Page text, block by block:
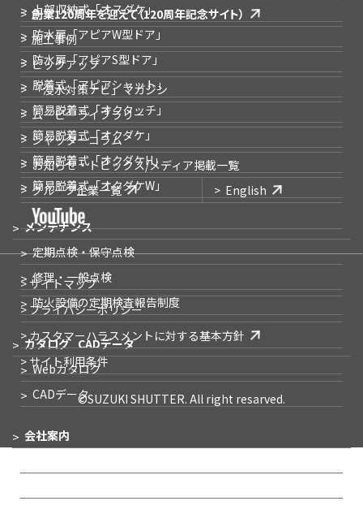
上部収納式「オスダケ」
防水扉「アピアW型ドア」
防水扉「アピアS型ドア」
脱着式「アピアシャット」
簡易脱着式「オクタッチ」
簡易脱着式「オクダケ」
簡易脱着式「オクダケH」
簡易脱着式「オクダケW」
メンテナンス
定期点検・保守点検
修理・一般点検
防火設備の定期検査報告制度
カタログ CADデータ
Webカタログ
CADデータ
会社案内
創業120周年を迎えて（120周年記念サイト）
施工事例
ピックアップ
「浸水対策ナビ」マガジン
ムービーライブラリー
シャッターコラム
お知らせ・トピックス/メディア掲載一覧
グループ企業一覧
English
> サイトマップ
> プライバシーポリシー
> カスタマーハラスメントに対する基本方針
> サイト利用条件
©SUZUKI SHUTTER. All right resarved.